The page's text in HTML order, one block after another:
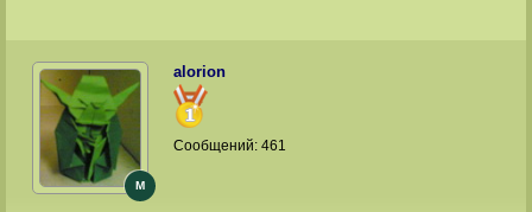
alorion
M
Сообщений:461